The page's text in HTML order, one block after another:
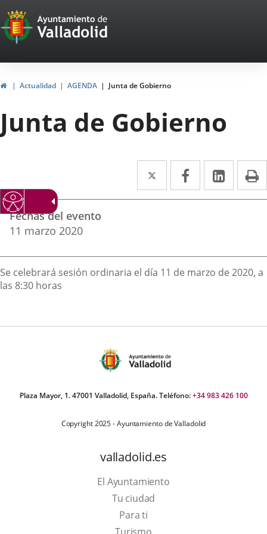
Portal
Web
del
Ayuntamiento
de
Valladolid
HomeActualidad AGENDA Junta de Gobierno
Junta de Gobierno
Twitter
Enlace
a
externa.
Facebook
Enlace
a
externa.
Enlace
a
Datos
del
evento
Fechas del evento
11 marzo 2020
Descripción
Se celebrará sesión ordinaria el día 11 de marzo de 2020, a
las 8:30 horas
Plaza Mayor, 1. 47001 Valladolid, España. Teléfono:+34 983 426 100
Copyright 2025 - Ayuntamiento de Valladolid
valladolid.es
El Ayuntamiento
Tu ciudad
Para ti
This